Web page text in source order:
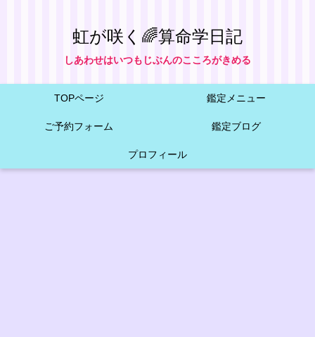
虹が咲く🌈算命学日記
しあわせはいつもじぶんのこころがきめる
TOPページ 鑑定メニュー
ご予約フォーム 鑑定ブログ
プロフィール